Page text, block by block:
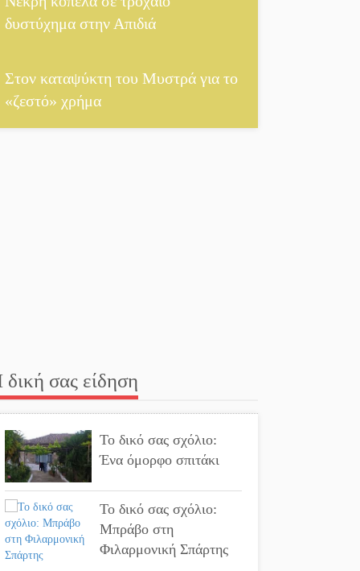
τραγελαφικά των
«κληρονόμων»
Ο Ήλιος αποκαλύπτει
φως άγνωστες «δίνες»
χρωμάτων στη Νεάπολη
Τα Λαγκάδια κρατούν
ζωντανή την τέχνη της
πέτρας
Στους ρυθμούς της
Ελεωνόρας Ζουγανέλη
δυστύχημα στην Απιδιά
Στον καταψύκτη του Μυστρά για το
«ζεστό» χρήμα
σας είδηση
Το δικό σας σχόλιο:
Ένα όμορφο σπιτάκι
Το δικό σας σχόλιο:
Μπράβο στη
Φιλαρμονική Σπάρτης